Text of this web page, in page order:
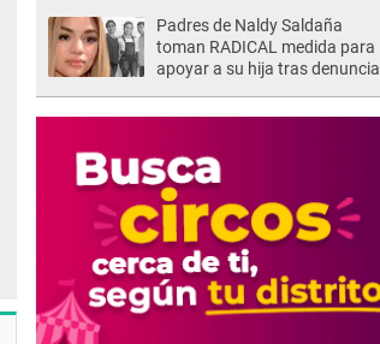
suegra..."
Padres de Naldy Saldaña
toman RADICAL medida para
apoyar a su hija tras denuncia